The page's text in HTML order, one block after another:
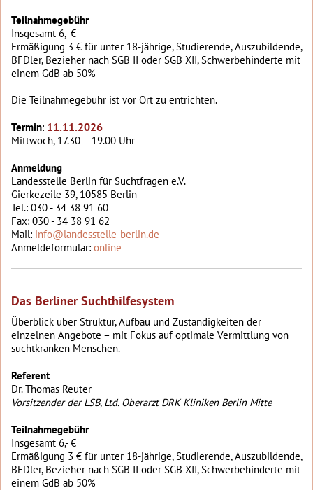
Teilnahmegebühr
Insgesamt 6,- €
Ermäßigung 3 € für unter 18-jährige, Studierende, Auszubildende,
BFDler, Bezieher nach SGB II oder SGB XII, Schwerbehinderte mit
einem GdB ab 50%
Die Teilnahmegebühr ist vor Ort zu entrichten.
Termin: 11.11.2026
Mittwoch, 17.30 – 19.00 Uhr
Anmeldung
Landesstelle Berlin für Suchtfragen e.V.
Gierkezeile 39, 10585 Berlin
Tel.: 030 - 34 38 91 60
Fax: 030 - 34 38 91 62
Mail: info@landesstelle-berlin.de
Anmeldeformular: online
Das Berliner Suchthilfesystem
Überblick über Struktur, Aufbau und Zuständigkeiten der
einzelnen Angebote – mit Fokus auf optimale Vermittlung von
suchtkranken Menschen.
Referent
Dr. Thomas Reuter
Vorsitzender der LSB, Ltd. Oberarzt DRK Kliniken Berlin Mitte
Teilnahmegebühr
Insgesamt 6,- €
Ermäßigung 3 € für unter 18-jährige, Studierende, Auszubildende,
BFDler, Bezieher nach SGB II oder SGB XII, Schwerbehinderte mit
einem GdB ab 50%